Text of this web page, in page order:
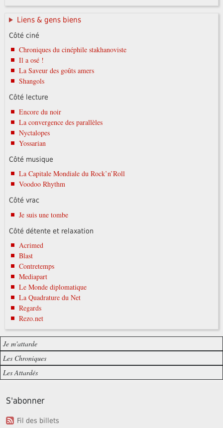
Liens & gens biens
Côté ciné
Chroniques du cinéphile stakhanoviste
Il a osé !
La Saveur des goûts amers
Shangols
Côté lecture
Encore du noir
La convergence des parallèles
Nyctalopes
Yossarian
Côté musique
La Capitale Mondiale du Rock’n’Roll
Voodoo Rhythm
Côté vrac
Je suis une tombe
Côté détente et relaxation
Acrimed
Blast
Contretemps
Mediapart
Le Monde diplomatique
La Quadrature du Net
Regards
Rezo.net
Je m'attarde
Les Chroniques
Les Attardés
S'abonner
Fil des billets